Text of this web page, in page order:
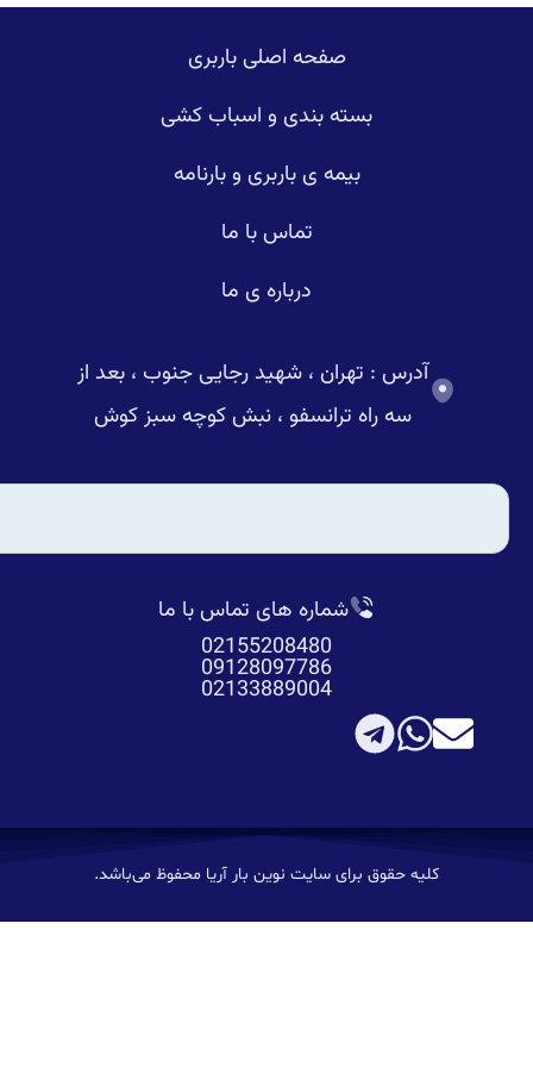
صفحه اصلی باربری
بسته بندی و اسباب کشی
بیمه ی باربری و بارنامه
تماس با ما
درباره ی ما
آدرس : تهران ، شهید رجایی جنوب ، بعد از
سه راه ترانسفو ، نبش کوچه سبز کوش
شماره های تماس با ما
02155208480
09128097786
02133889004
کلیه حقوق برای سایت نوین بار آریا محفوظ می‌باشد.